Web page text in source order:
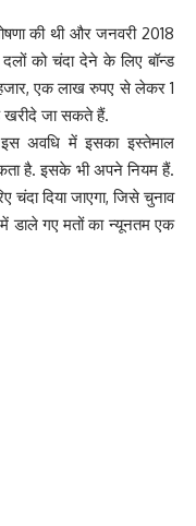
की थी और जनवरी 2018
को चंदा देने के लिए बॉन्ड
एक लाख रुपए से लेकर 1
जा सकते हैं.
अवधि में इसका इस्तेमाल
है. इसके भी अपने नियम हैं.
चंदा दिया जाएगा, जिसे चुनाव
डाले गए मतों का न्यूनतम एक